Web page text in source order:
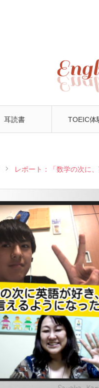
耳読書 TOEIC体
レポート：「数学の次に